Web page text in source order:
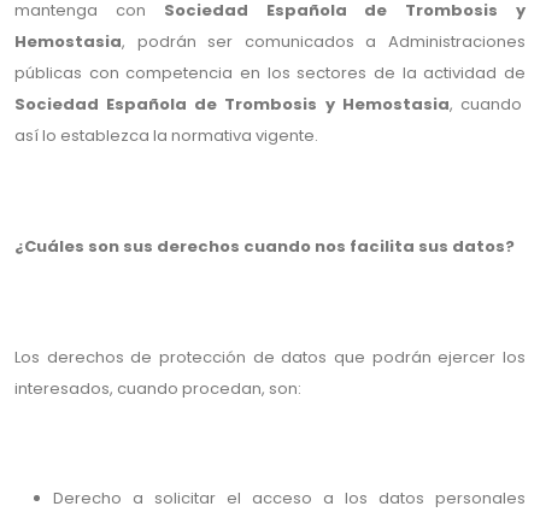
mantenga con Sociedad Española de Trombosis y
Hemostasia, podrán ser comunicados a Administraciones
públicas con competencia en los sectores de la actividad de
Sociedad Española de Trombosis y Hemostasia, cuando
así lo establezca la normativa vigente.
¿Cuáles son sus derechos cuando nos facilita sus datos?
Los derechos de protección de datos que podrán ejercer los
interesados, cuando procedan, son:
Derecho a solicitar el acceso a los datos personales